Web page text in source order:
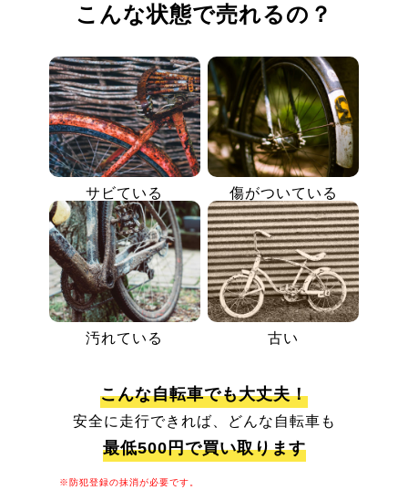
こんな状態で売れるの？
サビている 傷がついている
汚れている 古い
こんな自転車でも大丈夫！
安全に走行できれば、どんな自転車も
最低500円で買い取ります
※防犯登録の抹消が必要です。